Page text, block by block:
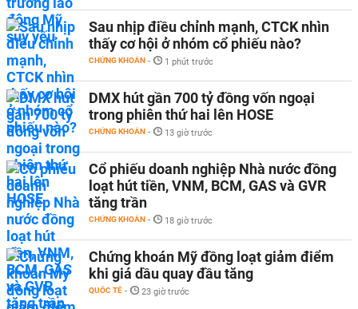
Sau nhịp điều chỉnh mạnh, CTCK nhìn
thấy cơ hội ở nhóm cổ phiếu nào?
CHỨNG KHOÁN - 1 phút trước
DMX hút gần 700 tỷ đồng vốn ngoại
trong phiên thứ hai lên HOSE
CHỨNG KHOÁN - 13 giờ trước
Cổ phiếu doanh nghiệp Nhà nước đồng
loạt hút tiền, VNM, BCM, GAS và GVR
tăng trần
CHỨNG KHOÁN - 18 giờ trước
Chứng khoán Mỹ đồng loạt giảm điểm
khi giá dầu quay đầu tăng
QUỐC TẾ - 23 giờ trước